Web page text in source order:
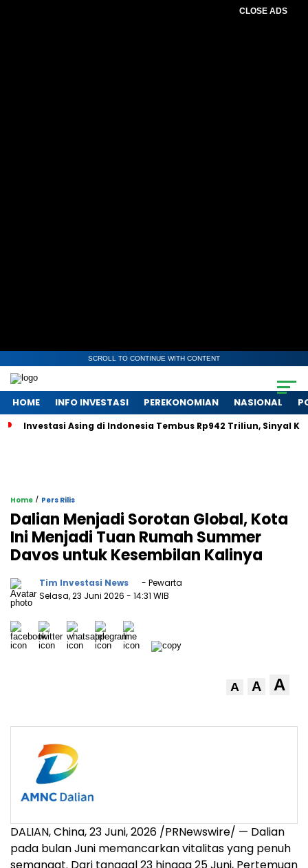
CLOSE ADS
SCROLL TO CONTINUE WITH CONTENT
HOME INFO INVESTASI PEREKONOMIAN NASIONAL
Investasi Asing di Indonesia Tembus Rp942 Triliun, Sinyal
Home / Pers Rilis
Dalian Menjadi Sorotan Global, Kota
Ini Menjadi Tuan Rumah Summer
Davos untuk Kesembilan Kalinya
Tim Investasi News
- Pewarta
Selasa, 23 Juni 2026 - 14:31 WIB
A A A
DALIAN, China,23 Juni, 2026 /PRNewswire/ — Dalian
pada bulan Juni memancarkan vitalitas yang penuh